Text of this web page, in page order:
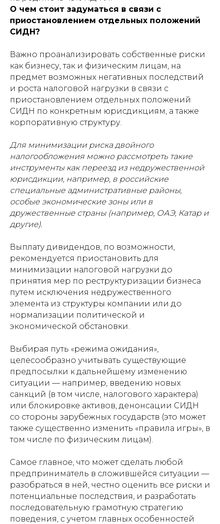
О чем стоит задуматься в связи с
приостановлением отдельных положений
СИДН?
Важно проанализировать собственные риски
как бизнесу, так и физическим лицам, на
предмет возможных негативных последствий
и роста налоговой нагрузки в связи с
приостановлением отдельных положений
СИДН по конкретным юрисдикциям, а также
корпоративную структуру.
Для минимизации риска двойного
налогообложения можно рассмотреть такие
инструменты как переезд из недружественной
юрисдикции, например, в российские
специальные административные районы,
особые экономические зоны или в
дружественные страны (например, ОАЭ, Катар и
другие).
Выплату дивидендов, по возможности,
рекомендуется приостановить для
минимизации налоговой нагрузки до
принятия мер по реструктуризации бизнеса
путем исключения недружественного
элемента из структуры компании или до
нормализации политической и
экономической обстановки.
Выбирая путь «режима ожидания»,
целесообразно учитывать существующие
предпосылки к дальнейшему изменению
ситуации — например, введению новых
санкций (в том числе, налогового характера)
или блокировке активов, денонсации СИДН
со стороны зарубежных государств (это может
также существенно изменить «правила игры», в
том числе по физическим лицам).
Самое главное, что может сделать любой
предприниматель в сложившейся ситуации —
разобраться в ней, честно оценить все риски и
потенциальные последствия, и разработать
последовательную грамотную стратегию
поведения, с учетом главных особенностей